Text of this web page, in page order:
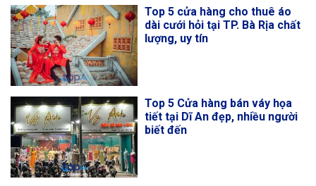
Top 5 cửa hàng cho thuê áo
dài cưới hỏi tại TP. Bà Rịa chất
lượng, uy tín
Top 5 Cửa hàng bán váy họa
tiết tại Dĩ An đẹp, nhiều người
biết đến